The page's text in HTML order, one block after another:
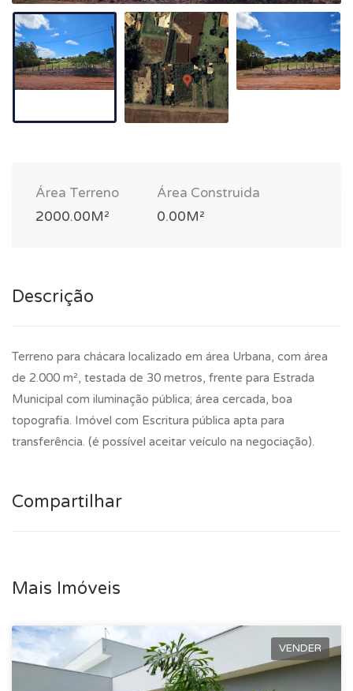
Área Terreno
2000.00M²
Área Construida
0.00M²
Descrição
Terreno para chácara localizado em área Urbana, com área
de 2.000 m², testada de 30 metros, frente para Estrada
Municipal com iluminação pública; área cercada, boa
topografia. Imóvel com Escritura pública apta para
transferência. (é possível aceitar veículo na negociação).
Compartilhar
Mais Imóveis
VENDER